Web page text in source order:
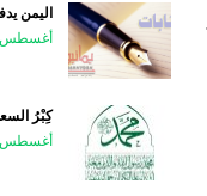
اليمن يدفن 70 عامًا من الوصاية
أغسطس 5, 2026
كِبْرُ
أغسطس 5, 2026